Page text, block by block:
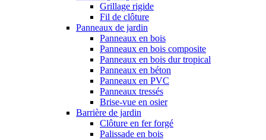
Grillage rigide
Fil de clôture
Panneaux de jardin
Panneaux en bois
Panneaux en bois composite
Panneaux en bois dur tropical
Panneaux en béton
Panneaux en PVC
Panneaux tressés
Brise-vue en osier
Barrière de jardin
Clôture en fer forgé
Palissade en bois